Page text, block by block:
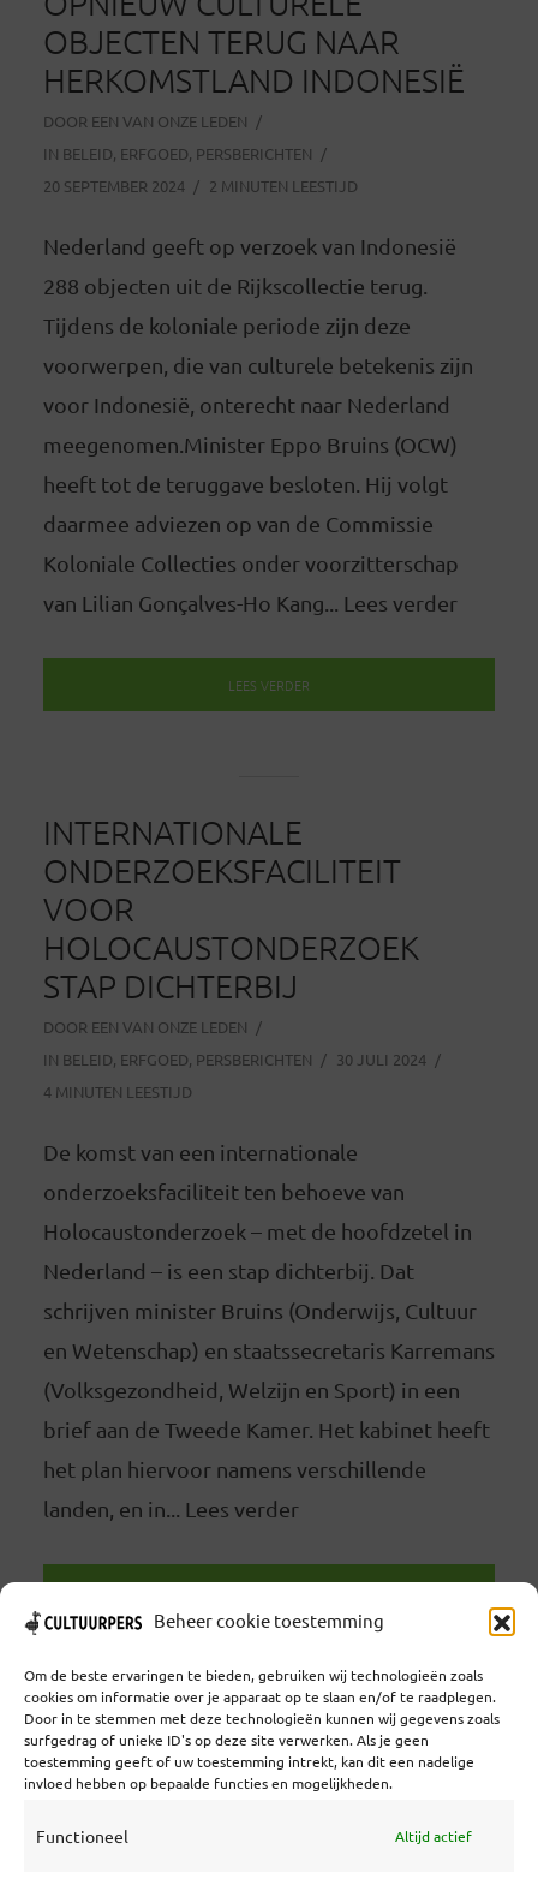
Beheer cookie toestemming
Om de beste ervaringen te bieden, gebruiken wij technologieën zoals
cookies om informatie over je apparaat op te slaan en/of te raadplegen.
Door in te stemmen met deze technologieën kunnen wij gegevens zoals
surfgedrag of unieke ID's op deze site verwerken. Als je geen
toestemming geeft of uw toestemming intrekt, kan dit een nadelige
invloed hebben op bepaalde functies en mogelijkheden.
Functioneel Altijd actief
OBJECTEN TERUG NAAR
HERKOMSTLAND INDONESIË
DOOR EEN VAN ONZE LEDEN
IN BELEID, ERFGOED, PERSBERICHTEN
20 SEPTEMBER 2024
2 MINUTEN LEESTIJD
Nederland geeft op verzoek van Indonesië
288 objecten uit de Rijkscollectie terug.
Tijdens de koloniale periode zijn deze
voorwerpen, die van culturele betekenis zijn
voor Indonesië, onterecht naar Nederland
meegenomen.Minister Eppo Bruins (OCW)
heeft tot de teruggave besloten. Hij volgt
daarmee adviezen op van de Commissie
Koloniale Collecties onder voorzitterschap
van Lilian Gonçalves-Ho Kang... Lees verder
LEES VERDER
INTERNATIONALE
ONDERZOEKSFACILITEIT
VOOR
HOLOCAUSTONDERZOEK
STAP DICHTERBIJ
DOOR EEN VAN ONZE LEDEN
IN BELEID, ERFGOED, PERSBERICHTEN
30 JULI 2024
4 MINUTEN LEESTIJD
De komst van een internationale
onderzoeksfaciliteit ten behoeve van
Holocaustonderzoek – met de hoofdzetel in
Nederland – is een stap dichterbij. Dat
schrijven minister Bruins (Onderwijs, Cultuur
en Wetenschap) en staatssecretaris Karremans
(Volksgezondheid, Welzijn en Sport) in een
brief aan de Tweede Kamer. Het kabinet heeft
het plan hiervoor namens verschillende
landen, en in... Lees verder
Coöperatief Cultureel Persbureau U.A. | Salzburg 29 |
3524KS Utrecht | KvK: 55573592 |Btw: